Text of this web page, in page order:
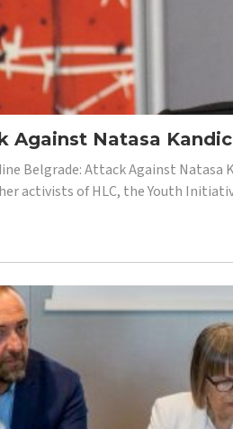
Against Natasa
Belgrade: Attack Against
activists of HLC, the Youth